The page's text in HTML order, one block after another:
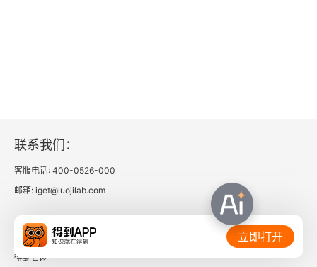
联系我们：
客服电话: 400-0526-000
邮箱: iget@luojilab.com
相关链接：
得到官网
立即打开